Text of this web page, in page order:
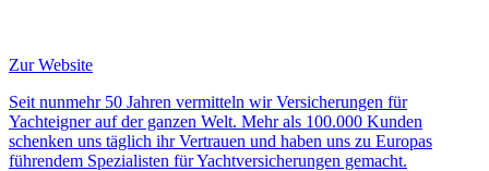
Zur Website
Seit nunmehr 50 Jahren vermitteln wir Versicherungen für
Yachteigner auf der ganzen Welt. Mehr als 100.000 Kunden
schenken uns täglich ihr Vertrauen und haben uns zu Europas
führendem Spezialisten für Yachtversicherungen gemacht.